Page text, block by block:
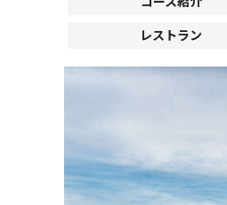
レストラン